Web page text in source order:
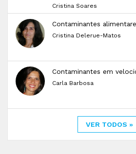
Cristina Soares
Contaminantes
Cristina Delerue-Matos
Contaminantes em
Carla Barbosa
VER TODOS »